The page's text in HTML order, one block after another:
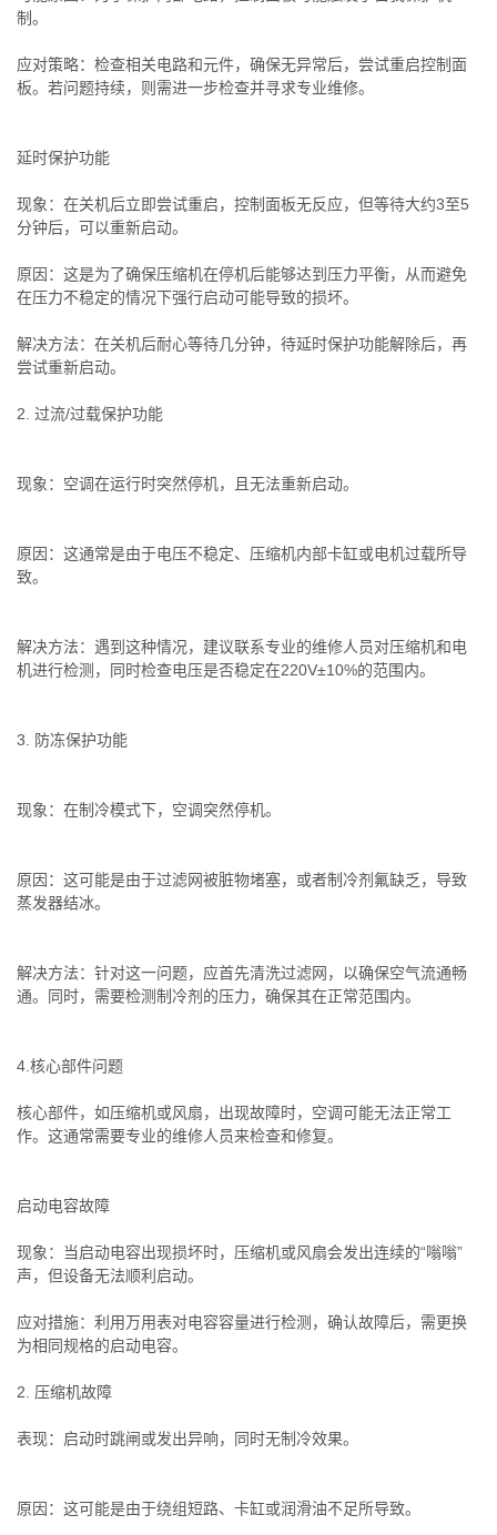
制。
应对策略：检查相关电路和元件，确保无异常后，尝试重启控制面
板。若问题持续，则需进一步检查并寻求专业维修。
延时保护功能
现象：在关机后立即尝试重启，控制面板无反应，但等待大约3至5
分钟后，可以重新启动。
原因：这是为了确保压缩机在停机后能够达到压力平衡，从而避免
在压力不稳定的情况下强行启动可能导致的损坏。
解决方法：在关机后耐心等待几分钟，待延时保护功能解除后，再
尝试重新启动。
2. 过流/过载保护功能
现象：空调在运行时突然停机，且无法重新启动。
原因：这通常是由于电压不稳定、压缩机内部卡缸或电机过载所导
致。
解决方法：遇到这种情况，建议联系专业的维修人员对压缩机和电
机进行检测，同时检查电压是否稳定在220V±10%的范围内。
3. 防冻保护功能
现象：在制冷模式下，空调突然停机。
原因：这可能是由于过滤网被脏物堵塞，或者制冷剂氟缺乏，导致
蒸发器结冰。
解决方法：针对这一问题，应首先清洗过滤网，以确保空气流通畅
通。同时，需要检测制冷剂的压力，确保其在正常范围内。
4.核心部件问题
核心部件，如压缩机或风扇，出现故障时，空调可能无法正常工
作。这通常需要专业的维修人员来检查和修复。
启动电容故障
现象：当启动电容出现损坏时，压缩机或风扇会发出连续的“嗡嗡”
声，但设备无法顺利启动。
应对措施：利用万用表对电容容量进行检测，确认故障后，需更换
为相同规格的启动电容。
2. 压缩机故障
表现：启动时跳闸或发出异响，同时无制冷效果。
原因：这可能是由于绕组短路、卡缸或润滑油不足所导致。